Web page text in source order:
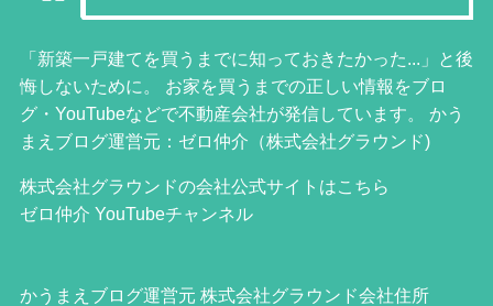
「新築一戸建てを買うまでに知っておきたかった...」と後
悔しないために。 お家を買うまでの正しい情報をブロ
グ・YouTubeなどで不動産会社が発信しています。 かう
まえブログ運営元：ゼロ仲介（株式会社グラウンド)
株式会社グラウンドの会社公式サイトはこちら
ゼロ仲介 YouTubeチャンネル
かうまえブログ運営元 株式会社グラウンド会社住所